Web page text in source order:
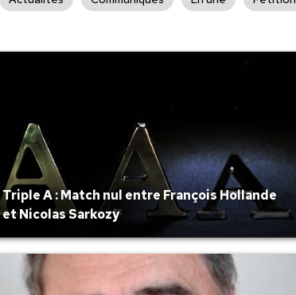
Triple A : Match nul entre François Hollande
et Nicolas Sarkozy